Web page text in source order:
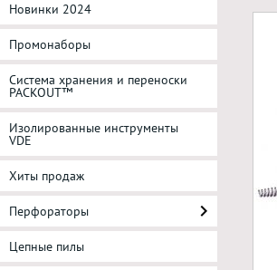
Новинки 2024
Промонаборы
Система хранения и переноски
PACKOUT™
Изолированные инструменты
VDE
Хиты продаж
Перфораторы
Цепные пилы